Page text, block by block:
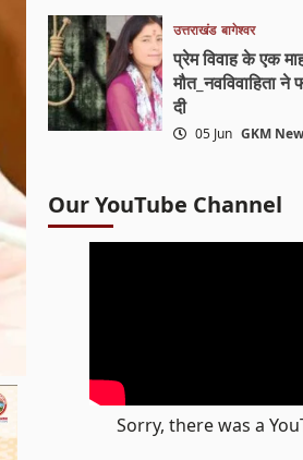
उत्तराखंड बागेश्वर
प्रेम विवाह के एक
मौत_नवविवाहिता
दी
05 Jun GKM
Our YouTube Channel
Sorry, there was a